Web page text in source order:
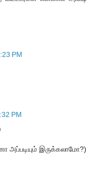
PM
PM
அப்படியும் இருக்கலாமோ?)